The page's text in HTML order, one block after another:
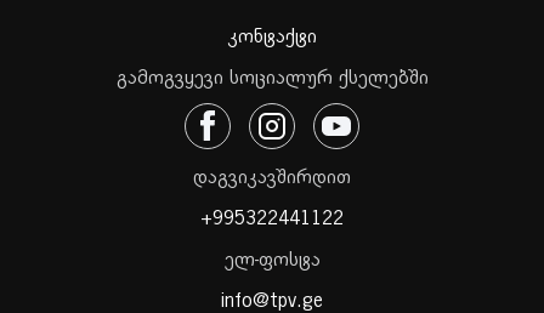
კონტაქტი
გამოგვყევი სოციალურ ქსელებში
დაგვიკავშირდით
+995322441122
ელ-ფოსტა
info@tpv.ge